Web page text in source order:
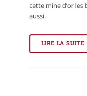
cette mine d’or les
aussi.
LIRE LA SUITE